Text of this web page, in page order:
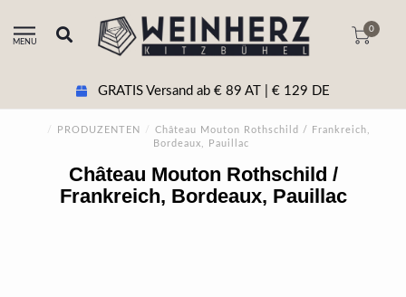
MENU
0
GRATIS Versand ab € 89 AT | € 129 DE
/ PRODUZENTEN /
Château Mouton Rothschild / Frankreich,
Bordeaux, Pauillac
Château Mouton Rothschild /
Frankreich, Bordeaux, Pauillac